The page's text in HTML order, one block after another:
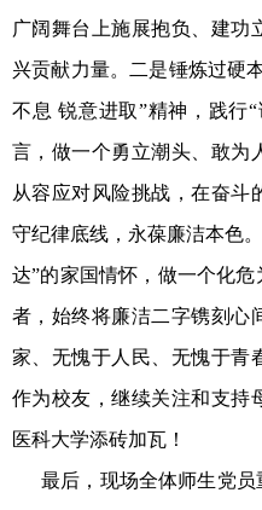
广阔舞台上施展抱负、建功
兴贡献力量。二是锤炼过硬
不息 锐意进取”精神，践行
言，做一个勇立潮头、敢为
从容应对风险挑战，在奋斗
守纪律底线，永葆廉洁本色
达”的家国情怀，做一个化
者， 始终将廉洁二字镌刻心
家、无愧于人民、无愧于青
作为校友，继续关注和支持
医科大学添砖加瓦！
最后， 现场全体师生党